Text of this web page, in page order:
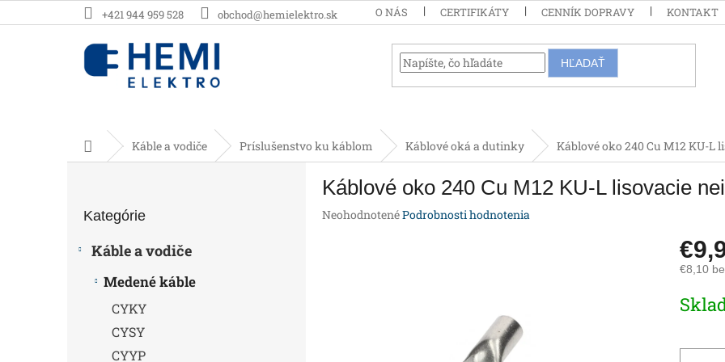
na
+421 944 959 528 obchod@hemielektro.sk O NÁS CERTIFIKÁTY CENNÍK DOPRAVY KONTAKT
HĽADAŤ
DomovKáble a vodiče Príslušenstvo ku káblom Káblové oká a dutinky Káblové oko 240 Cu M12 KU-L
kategórie
Kategórie
Káble a vodiče
Medené káble
CYKY
CYSY
CYYP
Káblové oko 240 Cu M12 KU-L lisovacie
Priemerné
NeohodnotenéPodrobnosti hodnotenia
€8,10
cena: